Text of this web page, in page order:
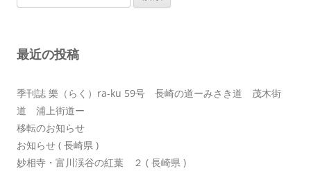
ョ
索:
最近の投稿
季刊誌 樂（らく）ra-ku 59号 長崎の道ーみさき道 茂木街
道 浦上街道ー
移転のお知らせ
お知らせ ( 長崎県 )
妙相寺・富川渓谷の紅葉 ２ ( 長崎県 )